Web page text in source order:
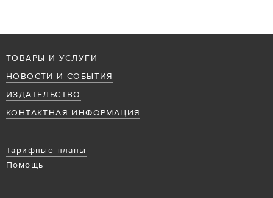
ТОВАРЫ И УСЛУГИ
НОВОСТИ И СОБЫТИЯ
ИЗДАТЕЛЬСТВО
КОНТАКТНАЯ ИНФОРМАЦИЯ
Тарифные планы
Помощь